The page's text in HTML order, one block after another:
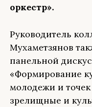
оркестр».
Руководитель
Мухаметзянов
панельной
«Формирование
молодежи и
зрелищные и